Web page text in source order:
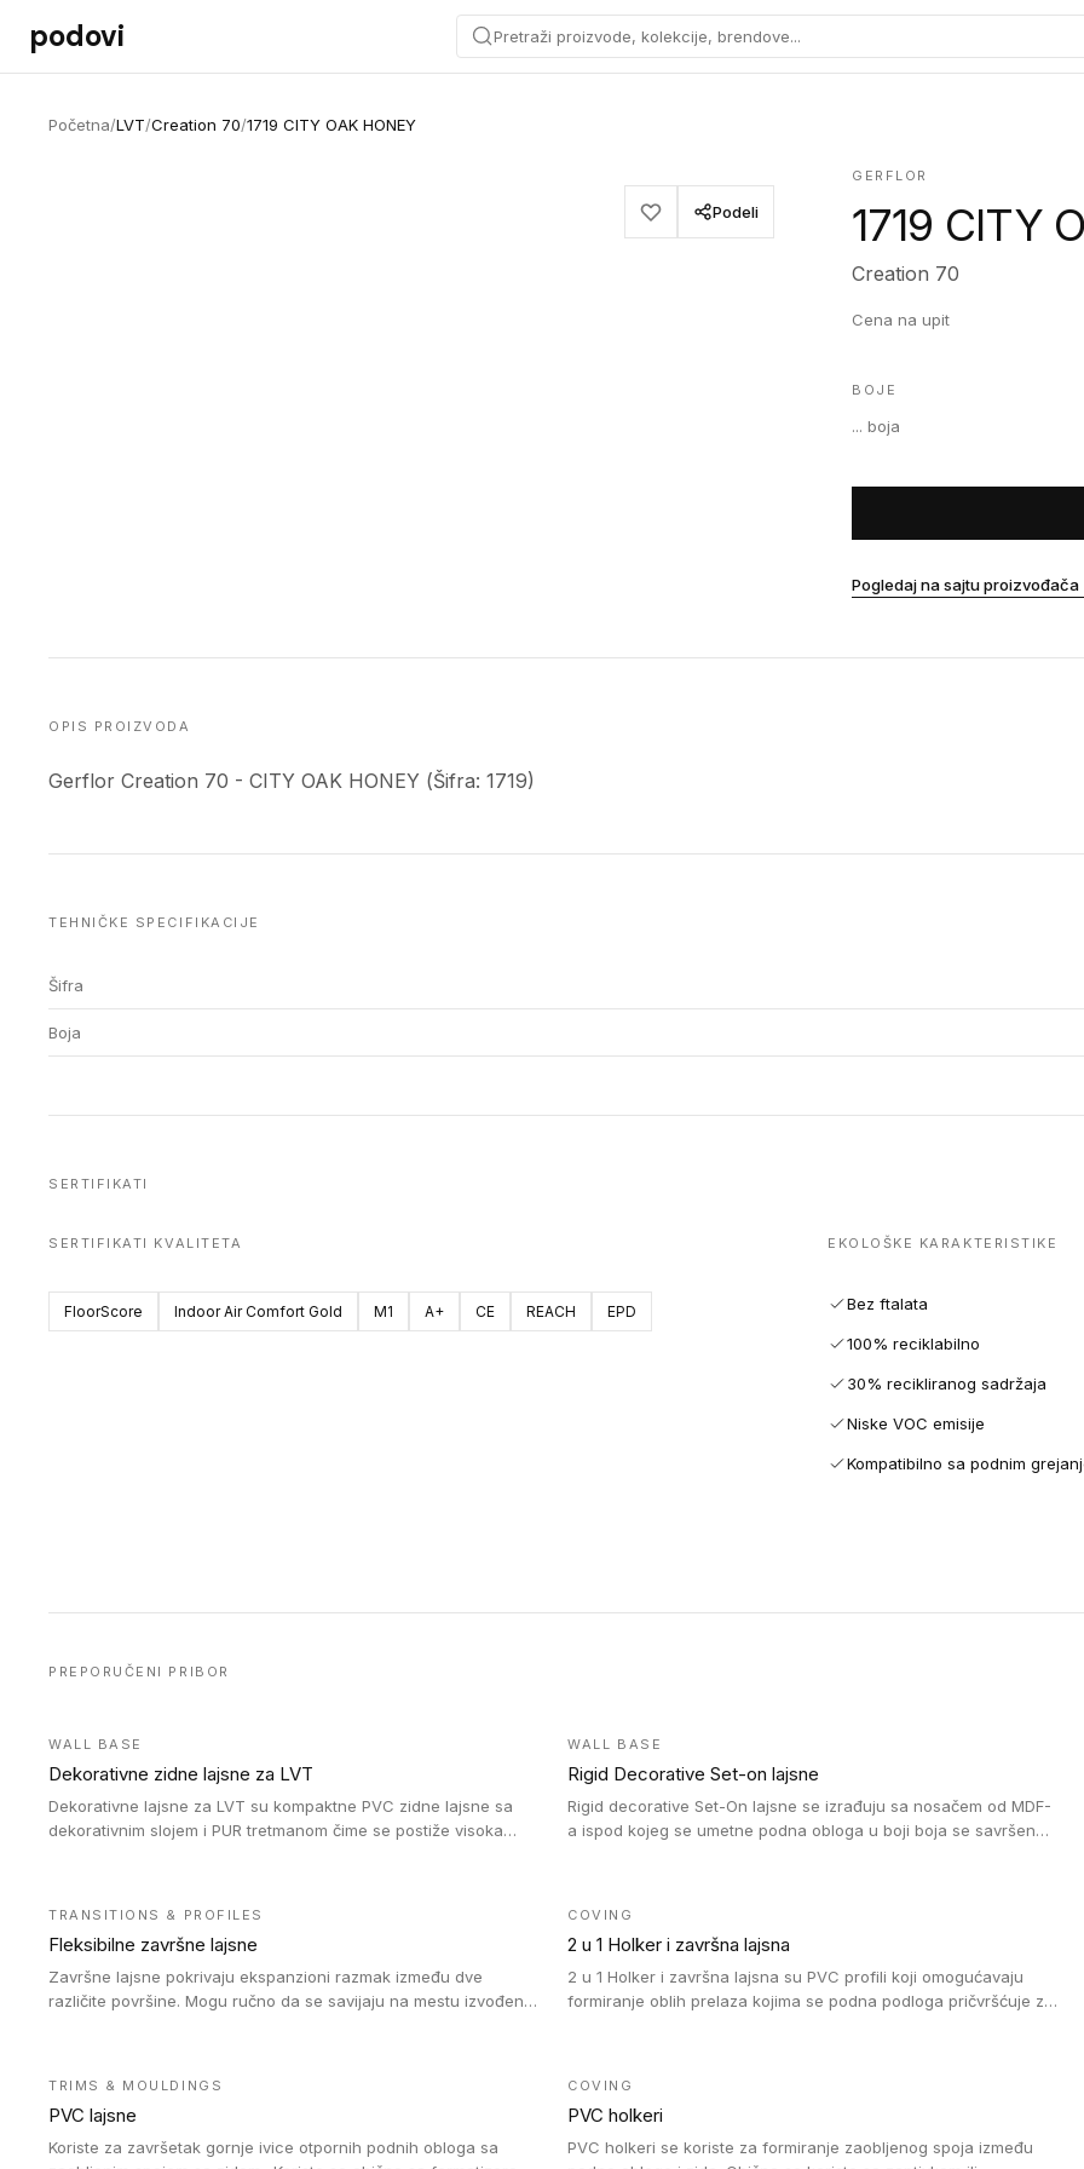
Preskoči na sadržaj
podovi Pretraži proizvode, kolekcije, brendove...
Početna/LVT/Creation 70/1719 CITY OAK HONEY
Podeli
GERFLOR
1719 CITY
Creation 70
Cena na upit
BOJE
... boja
Pogledaj na sajtu proizvođača
OPIS PROIZVODA
Gerflor Creation 70 - CITY OAK HONEY (Šifra: 1719)
TEHNIČKE SPECIFIKACIJE
Šifra
Boja
SERTIFIKATI
SERTIFIKATI KVALITETA
FloorScore Indoor Air Comfort Gold M1 A+ CE REACH EPD
EKOLOŠKE KARAKTERISTIKE
Bez ftalata
100% reciklabilno
30% recikliranog sadržaja
Niske VOC emisije
Kompatibilno sa podnim
PREPORUČENI PRIBOR
WALL BASE
Dekorativne zidne lajsne za LVT
Dekorativne lajsne za LVT su kompaktne PVC zidne lajsne sa
dekorativnim slojem i PUR tretmanom čime se postiže visoka
WALL BASE
Rigid Decorative Set-on lajsne
Rigid decorative Set-On lajsne se izrađuju sa nosačem od MDF-
a ispod kojeg se umetne podna obloga u boji boja se savršeno
TRANSITIONS & PROFILES
Fleksibilne završne lajsne
Završne lajsne pokrivaju ekspanzioni razmak između dve
različite površine. Mogu ručno da se savijaju na mestu izvođenja
(kompaktni i akustički), kao i sa podnim oblogama od linoleuma.
COVING
2 u 1 Holker i završna lajsna
2 u 1 Holker i završna lajsna su PVC profili koji omogućavaju
formiranje oblih prelaza kojima se podna podloga pričvršćuje za
TRIMS & MOULDINGS
PVC lajsne
Koriste za završetak gornje ivice otpornih podnih obloga sa
COVING
PVC holkeri
PVC holkeri se koriste za formiranje zaobljenog spoja između